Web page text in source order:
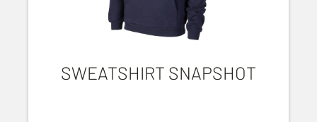
SWEATSHIRT SNAPSHOT